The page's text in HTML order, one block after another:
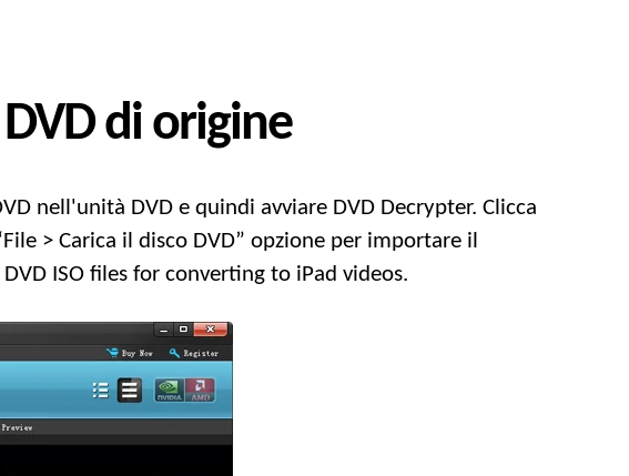
di origine
nell'unità DVD e quindi avviare DVD Decrypter. Clicca
> Carica il disco DVD” opzione per importare il
ISO files for converting to iPad videos.